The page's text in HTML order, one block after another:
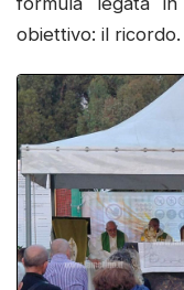
obiettivo: il ricordo.